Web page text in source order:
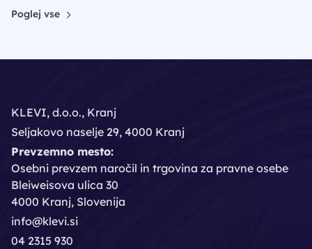
Poglej vse
KLEVI, d.o.o., Kranj
Seljakovo naselje 29, 4000 Kranj
Prevzemno mesto:
Osebni prevzem naročil in trgovina za pravne osebe
Bleiweisova ulica 30
4000 Kranj, Slovenija
info@klevi.si
04 2315 930